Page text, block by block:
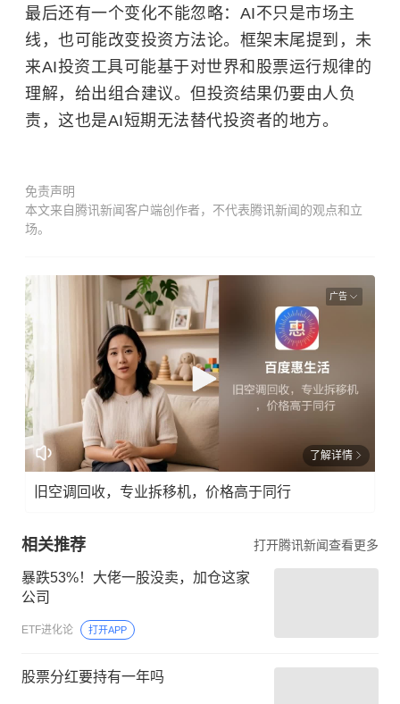
最后还有一个变化不能忽略：AI不只是市场主
线，也可能改变投资方法论。框架末尾提到，未
来AI投资工具可能基于对世界和股票运行规律的
理解，给出组合建议。但投资结果仍要由人负
责，这也是AI短期无法替代投资者的地方。
免责声明
本文来自腾讯新闻客户端创作者，不代表腾讯新闻的观点和立
场。
广告
了解详情
旧空调回收，专业拆移机，价格高于同行
相关推荐 打开腾讯新闻查看更多
暴跌53%！大佬一股没卖，加仓这家
公司
ETF进化论 打开APP
股票分红要持有一年吗